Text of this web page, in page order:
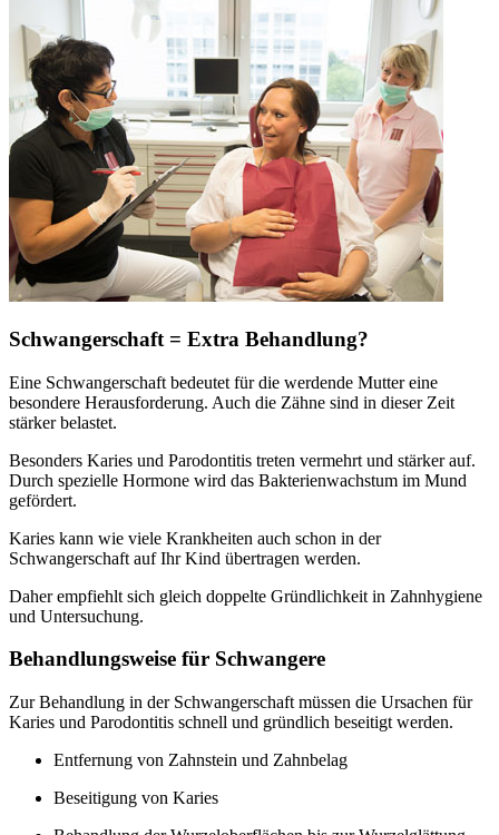
Schwangerschaft = Extra Behandlung?
Eine Schwangerschaft bedeutet für die werdende Mutter eine
besondere Herausforderung. Auch die Zähne sind in dieser Zeit
stärker belastet.
Besonders Karies und Parodontitis treten vermehrt und stärker auf.
Durch spezielle Hormone wird das Bakterienwachstum im Mund
gefördert.
Karies kann wie viele Krankheiten auch schon in der
Schwangerschaft auf Ihr Kind übertragen werden.
Daher empfiehlt sich gleich doppelte Gründlichkeit in Zahnhygiene
und Untersuchung.
Behandlungsweise für Schwangere
Zur Behandlung in der Schwangerschaft müssen die Ursachen für
Karies und Parodontitis schnell und gründlich beseitigt werden.
Entfernung von Zahnstein und Zahnbelag
Beseitigung von Karies